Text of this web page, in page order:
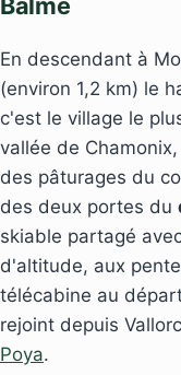
En descendant à
(environ 1,2 km) le
c'est le village le
vallée de
des pâturages du
des deux portes du
skiable partagé
d'altitude, aux
télécabine au
rejoint depuis
Poya.